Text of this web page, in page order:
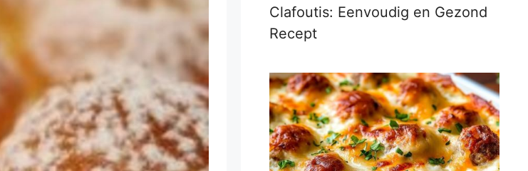
Clafoutis: Eenvoudig en Gezond
Recept